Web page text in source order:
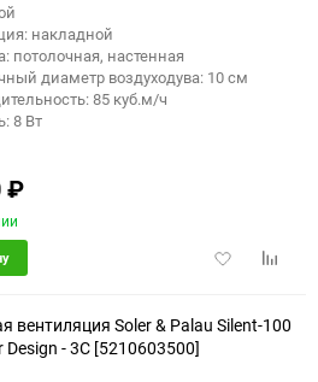
накладной
потолочная, настенная
диаметр воздуходува: 10 см
85 куб.м/ч
8 Вт
₽
Добавить
вентиляция Soler & Palau Silent-100
Design - 3C [5210603500]